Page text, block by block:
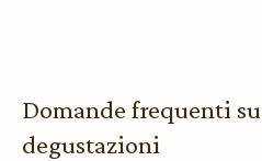
Domande frequenti
degustazioni